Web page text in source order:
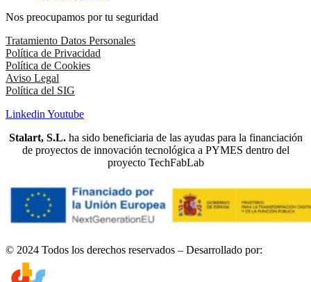
Nos preocupamos por tu seguridad
Tratamiento Datos Personales
Política de Privacidad
Política de Cookies
Aviso Legal
Política del SIG
Linkedin Youtube
Stalart, S.L.ha sido beneficiaria de las ayudas para la financiación
de proyectos de innovación tecnológica a PYMES dentro del
proyecto TechFabLab
© 2024 Todos los derechos reservados – Desarrollado por: